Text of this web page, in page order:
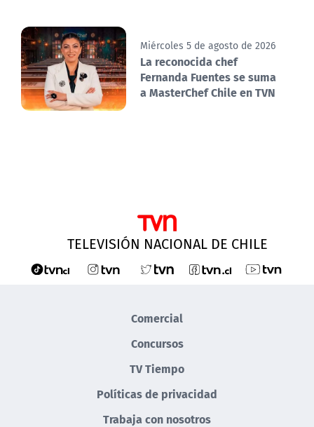
Miércoles 5 de agosto de 2026
La reconocida chef
Fernanda Fuentes se suma
a MasterChef Chile en TVN
TELEVISIÓN NACIONAL DE CHILE
Comercial
Concursos
TV Tiempo
Políticas de privacidad
Trabaja con nosotros